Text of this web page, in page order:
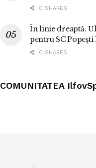
0 SHARES
În linie dreaptă.
pentru SC
0 SHARES
COMUNITATEA